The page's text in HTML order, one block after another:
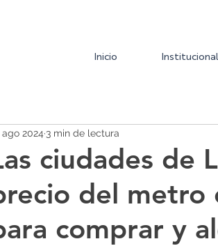
Inicio Institucional
ciudades de
del metro
comprar y
ago 2024 3 min de lectura